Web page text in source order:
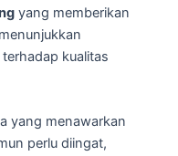
yang memberikan
kualitas
yang menawarkan
perlu diingat,